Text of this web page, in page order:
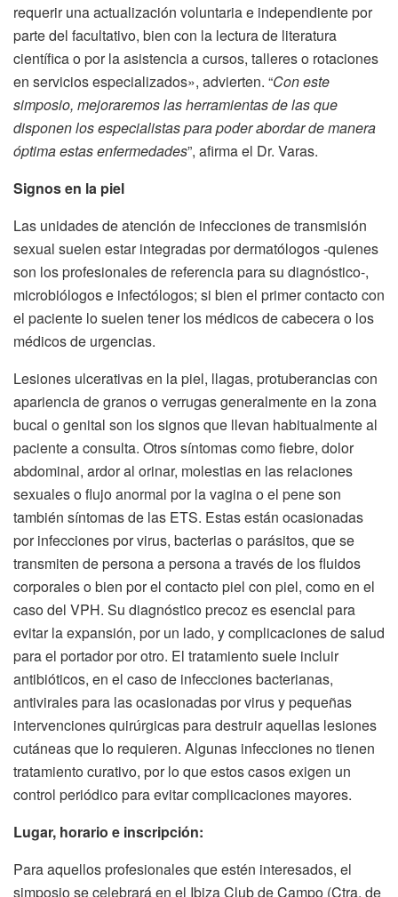
requerir una actualización voluntaria e independiente por
parte del facultativo, bien con la lectura de literatura
científica o por la asistencia a cursos, talleres o rotaciones
en servicios especializados», advierten. “Con este
simposio, mejoraremos las herramientas de las que
disponen los especialistas para poder abordar de manera
óptima estas enfermedades”, afirma el Dr. Varas.
Signos en la piel
Las unidades de atención de infecciones de transmisión
sexual suelen estar integradas por dermatólogos -quienes
son los profesionales de referencia para su diagnóstico-,
microbiólogos e infectólogos; si bien el primer contacto con
el paciente lo suelen tener los médicos de cabecera o los
médicos de urgencias.
Lesiones ulcerativas en la piel, llagas, protuberancias con
apariencia de granos o verrugas generalmente en la zona
bucal o genital son los signos que llevan habitualmente al
paciente a consulta. Otros síntomas como fiebre, dolor
abdominal, ardor al orinar, molestias en las relaciones
sexuales o flujo anormal por la vagina o el pene son
también síntomas de las ETS. Estas están ocasionadas
por infecciones por virus, bacterias o parásitos, que se
transmiten de persona a persona a través de los fluidos
corporales o bien por el contacto piel con piel, como en el
caso del VPH. Su diagnóstico precoz es esencial para
evitar la expansión, por un lado, y complicaciones de salud
para el portador por otro. El tratamiento suele incluir
antibióticos, en el caso de infecciones bacterianas,
antivirales para las ocasionadas por virus y pequeñas
intervenciones quirúrgicas para destruir aquellas lesiones
cutáneas que lo requieren. Algunas infecciones no tienen
tratamiento curativo, por lo que estos casos exigen un
control periódico para evitar complicaciones mayores.
Lugar, horario e inscripción:
Para aquellos profesionales que estén interesados, el
simposio se celebrará en el Ibiza Club de Campo (Ctra. de